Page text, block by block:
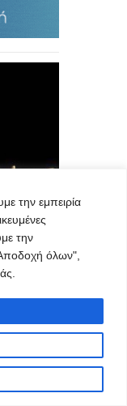
την εμπειρία
την
όλων",